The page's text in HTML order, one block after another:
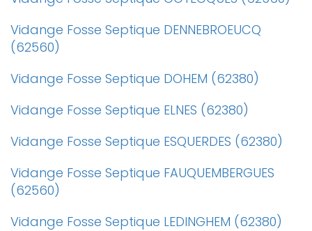
Vidange Fosse Septique DENNEBROEUCQ
(62560)
Vidange Fosse Septique DOHEM (62380)
Vidange Fosse Septique ELNES (62380)
Vidange Fosse Septique ESQUERDES (62380)
Vidange Fosse Septique FAUQUEMBERGUES
(62560)
Vidange Fosse Septique LEDINGHEM (62380)